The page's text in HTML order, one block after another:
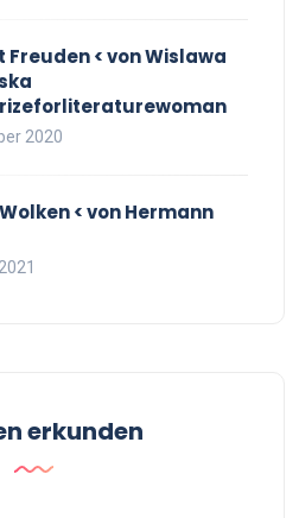
Freuden < von Wislawa
2020
< von Hermann
erkunden